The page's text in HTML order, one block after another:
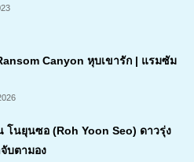
Canyon หุบเขารัก | แรมซัม
โนยุนซอ (Roh Yoon Seo) ดาวรุ่ง
บตามอง